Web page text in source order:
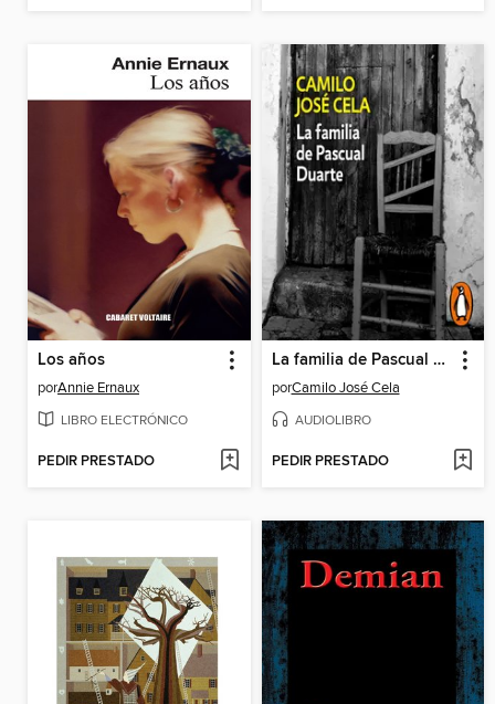
Los años
porAnnie Ernaux
LIBRO ELECTRÓNICO
PEDIR PRESTADO
La familia de Pascual Duarte
porCamilo José Cela
AUDIOLIBRO
PEDIR PRESTADO